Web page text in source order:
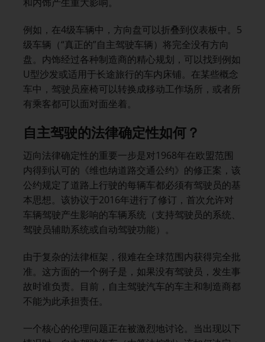
例如，在4级车辆中，方向盘可以折叠到仪表板中。5
级车辆（“真正的”自主驾驶车辆）将完全没有方向
盘。内饰经过各种制造商的精心规划，可以找到例如
U型沙发或适用于长途旅行的车内床铺。在某些概念
车中，驾驶员座椅可以转换成移动工作场所，或者所
有乘客都可以面对面坐着。
自主驾驶的法律确定性如何？
迈向法律确定性的重要一步是对1968年在欧盟范围
内得到认可的《维也纳道路交通公约》的修正案，该
公约规定了道路上行驶的每辆车都必须有驾驶员的基
本思想。该协议于2016年进行了修订，首次允许对
车辆驾驶产生影响的车辆系统（支持驾驶员的系统、
驾驶员辅助系统或自动驾驶功能）。
由于复杂的法律框架，很难在全球范围内获得完全批
准。这方面的一个例子是，如果没有驾驶员，发生事
故时谁负责。目前，自主驾驶汽车的车主和制造商都
不能为此承担责任。
一个核心的伦理问题正在被激烈地讨论。当出现以下